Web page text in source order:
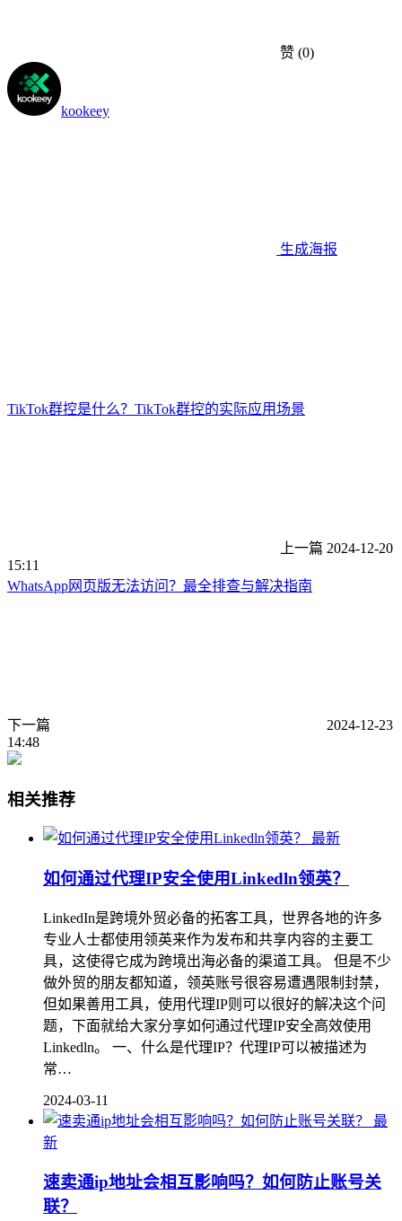
赞 (0)
kookeey
生成海报
TikTok群控是什么？TikTok群控的实际应用场景
上一篇 2024-12-20
15:11
WhatsApp网页版无法访问？最全排查与解决指南
下一篇
2024-12-23
14:48
相关推荐
最新
如何通过代理IP安全使用Linkedln领英？
LinkedIn是跨境外贸必备的拓客工具，世界各地的许多
专业人士都使用领英来作为发布和共享内容的主要工
具，这使得它成为跨境出海必备的渠道工具。 但是不少
做外贸的朋友都知道，领英账号很容易遭遇限制封禁，
但如果善用工具，使用代理IP则可以很好的解决这个问
题，下面就给大家分享如何通过代理IP安全高效使用
Linkedln。 一、什么是代理IP？代理IP可以被描述为
常…
2024-03-11
最
新
速卖通ip地址会相互影响吗？如何防止账号关
联？